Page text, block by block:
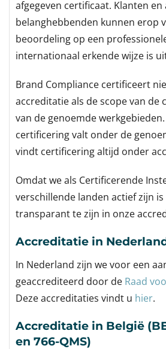
afgegeven certificaat. Klanten en
belanghebbenden kunnen erop
beoordeling op een
internationaal erkende wijze is
Brand Compliance certificeert
accreditatie als de scope van de
van de genoemde
certificering valt onder de
vindt certificering altijd onder
Omdat we als Certificerende
verschillende landen actief zijn
transparant te zijn in onze
Accreditatie in
In Nederland zijn we voor een
geaccrediteerd door de Raad
Deze accreditaties vindt u hier.
Accreditatie in België
en 766-QMS)